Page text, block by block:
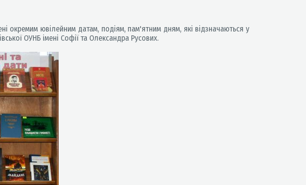
окремим ювілейним датам, подіям, пам'ятним дням, які відзначаються у
ОУНБ імені Софії та Олександра Русових.